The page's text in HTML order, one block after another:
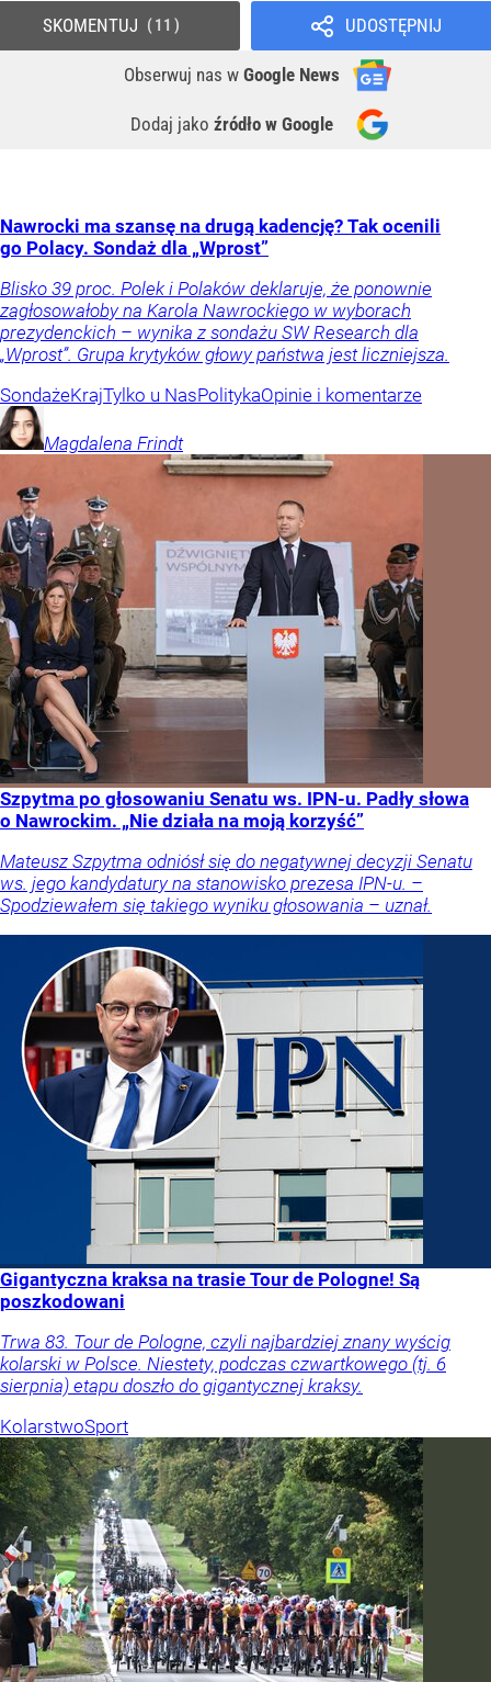
UDOSTĘPNIJ
Obserwuj nas w Google News
Dodaj jako źródło w Google
SKOMENTUJ 11
Nawrocki ma szansę na drugą kadencję? Tak ocenili
go Polacy. Sondaż dla „Wprost”
Blisko 39 proc. Polek i Polaków deklaruje, że ponownie
zagłosowałoby na Karola Nawrockiego w wyborach
prezydenckich – wynika z sondażu SW Research dla
„Wprost”. Grupa krytyków głowy państwa jest liczniejsza.
SondażeKrajTylko u NasPolitykaOpinie i komentarze
Magdalena Frindt
Szpytma po głosowaniu Senatu ws. IPN-u. Padły słowa
o Nawrockim. „Nie działa na moją korzyść”
Mateusz Szpytma odniósł się do negatywnej decyzji Senatu
ws. jego kandydatury na stanowisko prezesa IPN-u. –
Spodziewałem się takiego wyniku głosowania – uznał.
Gigantyczna kraksa na trasie Tour de Pologne! Są
poszkodowani
Trwa 83. Tour de Pologne, czyli najbardziej znany wyścig
kolarski w Polsce. Niestety, podczas czwartkowego (tj. 6
sierpnia) etapu doszło do gigantycznej kraksy.
KolarstwoSport